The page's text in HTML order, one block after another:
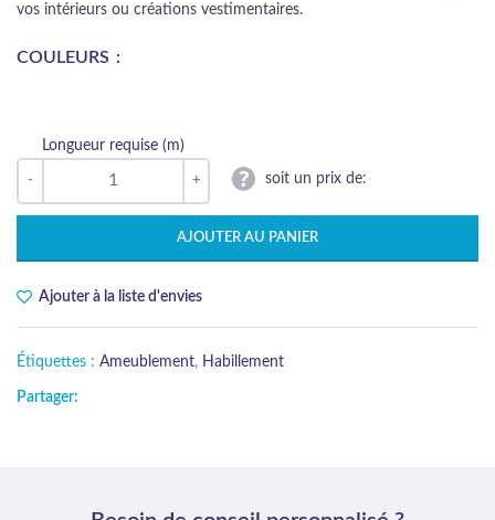
vos intérieurs ou créations vestimentaires.
COULEURS
Longueur requise (m)
soit un prix de:
AJOUTER AU PANIER
Ajouter à la liste d'envies
Étiquettes : Ameublement, Habillement
Partager: